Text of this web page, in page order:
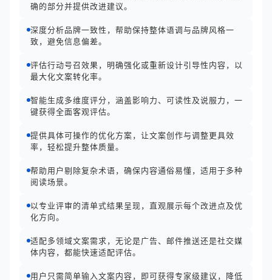
确的部分并提供改进建议。
深度分析品牌一致性，帮助保持整体语调与品牌风格一
致，避免信息偏差。
评估行动号召效果，明确强化或重新设计引导性内容，以
最大化文案转化率。
智能生成多维度评分，涵盖影响力、可读性及说服力，一
键获得全面客观评估。
提供具体可操作的优化方案，让文案创作与调整更具效
率，轻松提升整体质量。
帮助用户剔除复杂术语，确保内容通俗易懂，适用于多种
阅读场景。
以专业评审的清单式结果呈现，直观展示每个改进点及优
化方向。
适配多领域文案需求，无论是广告、邮件推送还是社交媒
体内容，都能快速适配评估。
用户只需简单输入文案内容，即可获得专家级建议，降低